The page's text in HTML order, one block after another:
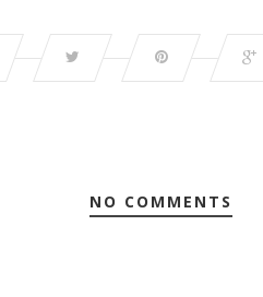
NO COMMENTS